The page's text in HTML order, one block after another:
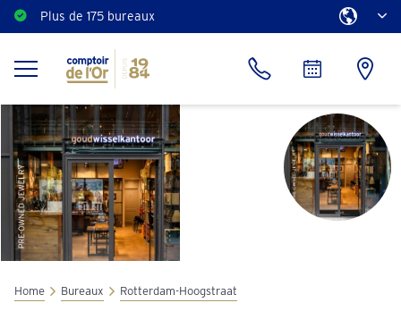
Plus de 175 bureaux
Home Bureaux Rotterdam-Hoogstraat